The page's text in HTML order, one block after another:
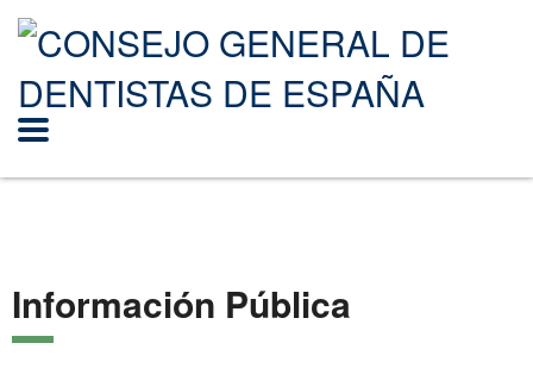
Información Pública